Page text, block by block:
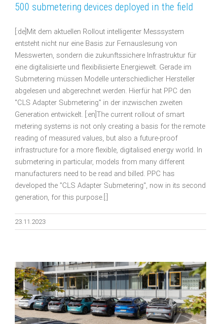
500 submetering devices deployed in the field
[:de]Mit dem aktuellen Rollout intelligenter Messsystem
entsteht nicht nur eine Basis zur Fernauslesung von
Messwerten, sondern die zukunftssichere Infrastruktur für
eine digitalisierte und flexibilisierte Energiewelt. Gerade im
Submetering müssen Modelle unterschiedlicher Hersteller
abgelesen und abgerechnet werden. Hierfür hat PPC den
"CLS Adapter Submetering" in der inzwischen zweiten
Generation entwickelt. [:en]The current rollout of smart
metering systems is not only creating a basis for the remote
reading of measured values, but also a future-proof
infrastructure for a more flexible, digitalised energy world. In
submetering in particular, models from many different
manufacturers need to be read and billed. PPC has
developed the "CLS Adapter Submetering", now in its second
generation, for this purpose.[:]
23.11.2023